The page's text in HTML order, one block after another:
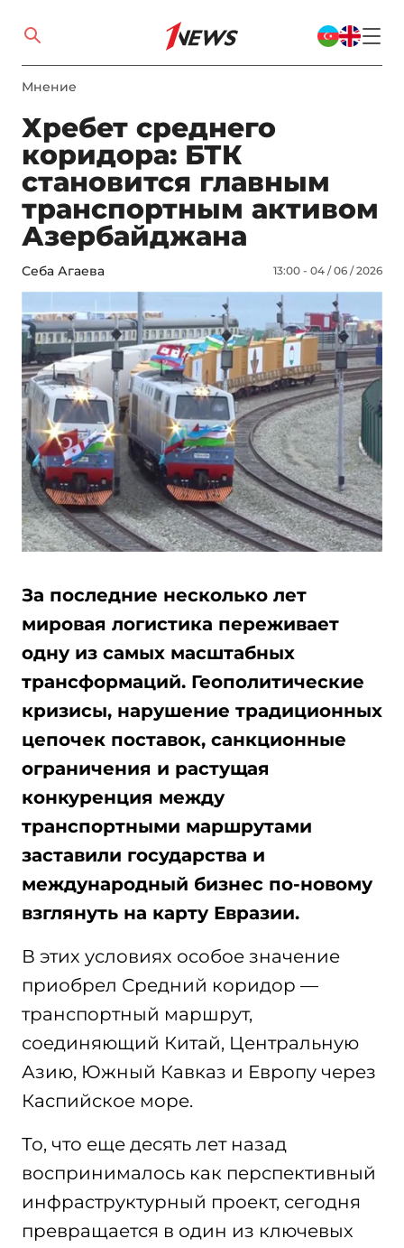
Мнение
Хребет среднего
коридора: БТК
становится главным
транспортным активом
Азербайджана
Себа Агаева 13:00 - 04 / 06 / 2026
За последние несколько лет
мировая логистика переживает
одну из самых масштабных
трансформаций. Геополитические
кризисы, нарушение традиционных
цепочек поставок, санкционные
ограничения и растущая
конкуренция между
транспортными маршрутами
заставили государства и
международный бизнес по-новому
взглянуть на карту Евразии.
В этих условиях особое значение
приобрел Средний коридор —
транспортный маршрут,
соединяющий Китай, Центральную
Азию, Южный Кавказ и Европу через
Каспийское море.
То, что еще десять лет назад
воспринималось как перспективный
инфраструктурный проект, сегодня
превращается в один из ключевых